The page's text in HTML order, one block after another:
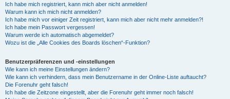
Ich habe mich registriert, kann mich aber nicht anmelden!
Warum kann ich mich nicht anmelden?
Ich habe mich vor einiger Zeit registriert, kann mich aber nicht mehr anmelden?!
Ich habe mein Passwort vergessen!
Warum werde ich automatisch abgemeldet?
Wozu ist die „Alle Cookies des Boards löschen“-Funktion?
Benutzerpräferenzen und -einstellungen
Wie kann ich meine Einstellungen ändern?
Wie kann ich verhindern, dass mein Benutzername in der Online-Liste auftaucht?
Die Forenuhr geht falsch!
Ich habe die Zeitzone eingestellt, aber die Forenuhr geht immer noch falsch!